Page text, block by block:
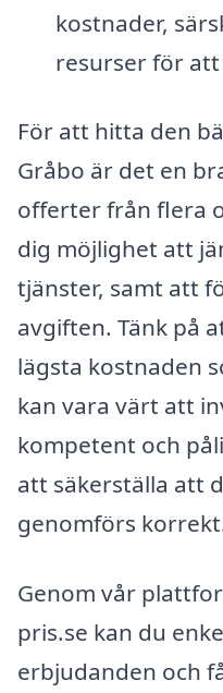
kostnader,
resurser för
För att hitta den
Gråbo är det en
offerter från flera
dig möjlighet att
tjänster, samt att
avgiften. Tänk på
lägsta kostnaden
kan vara värt att
kompetent och
att säkerställa att
genomförs
Genom vår
pris.se kan du
erbjudanden och